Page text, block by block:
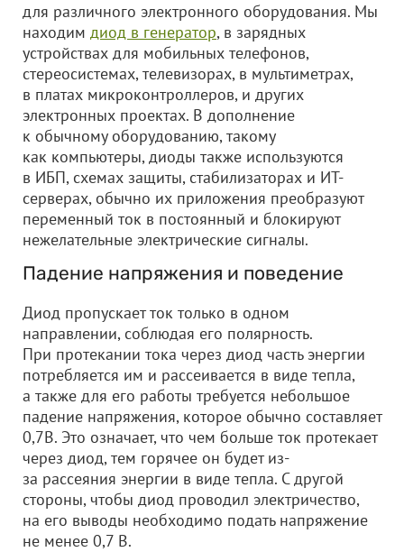
для различного электронного оборудования. Мы
находим диод в генератор, в зарядных
устройствах для мобильных телефонов,
стереосистемах, телевизорах, в мультиметрах,
в платах микроконтроллеров, и других
электронных проектах. В дополнение
к обычному оборудованию, такому
как компьютеры, диоды также используются
в ИБП, схемах защиты, стабилизаторах и ИТ-
серверах, обычно их приложения преобразуют
переменный ток в постоянный и блокируют
нежелательные электрические сигналы.
Падение напряжения и поведение
Диод пропускает ток только в одном
направлении, соблюдая его полярность.
При протекании тока через диод часть энергии
потребляется им и рассеивается в виде тепла,
а также для его работы требуется небольшое
падение напряжения, которое обычно составляет
0,7В. Это означает, что чем больше ток протекает
через диод, тем горячее он будет из-
за рассеяния энергии в виде тепла. С другой
стороны, чтобы диод проводил электричество,
на его выводы необходимо подать напряжение
не менее 0,7 В.